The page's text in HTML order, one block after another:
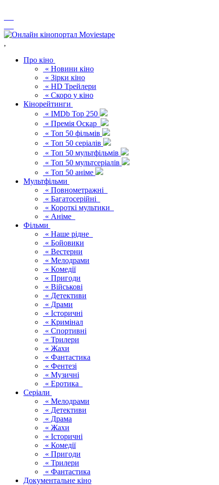
,
Про кіно
« Новини кіно
« Зірки кіно
« HD Трейлери
« Скоро у кіно
Кінорейтинги
« IMDb Top 250
« Премія Оскар
« Топ 50 фільмів
« Топ 50 серіалів
« Топ 50 мультфільмів
« Топ 50 мультсеріалів
« Топ 50 аніме
Мультфільми
« Повнометражні
« Багатосерійні
« Короткі мультики
« Аніме
Фільми
« Наше рідне
« Бойовики
« Вестерни
« Мелодрами
« Комедії
« Пригоди
« Військові
« Детективи
« Драми
« Історичні
« Кримінал
« Спортивні
« Трилери
« Жахи
« Фантастика
« Фентезі
« Музичні
« Еротика
Серіали
« Мелодрами
« Детективи
« Драма
« Жахи
« Історичні
« Комедії
« Пригоди
« Трилери
« Фантастика
Документальне кіно